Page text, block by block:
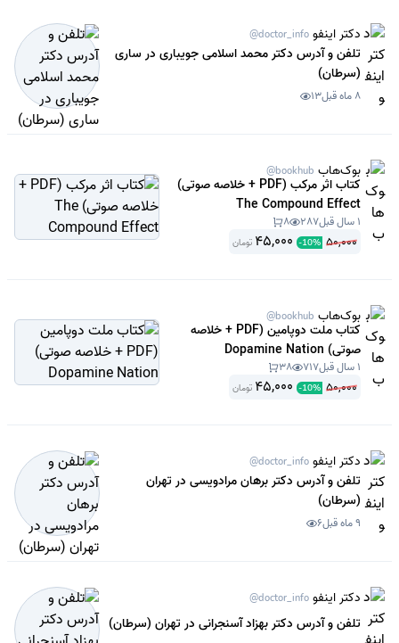
دکتر اینفو @doctor_info
تلفن و آدرس دکتر محمد اسلامی جویباری در ساری
(سرطان)
8 ماه قبل 13
بوک‌هاب @bookhub
کتاب اثر مرکب (PDF + خلاصه صوتی)
The Compound Effect
1 سال قبل 287
8
50,000
-10%
45,000 تومان
بوک‌هاب @bookhub
کتاب ملت دوپامین (PDF + خلاصه
صوتی) Dopamine Nation
1 سال قبل 717
38
50,000
-10%
45,000 تومان
دکتر اینفو @doctor_info
تلفن و آدرس دکتر برهان مرادویسی در تهران
(سرطان)
9 ماه قبل 6
دکتر اینفو @doctor_info
تلفن و آدرس دکتر بهزاد آسنجرانی در تهران (سرطان)